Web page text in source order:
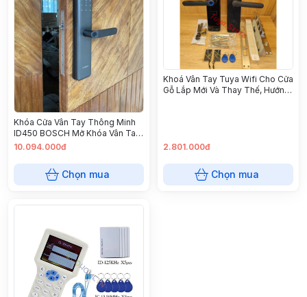
Khóa Cửa Vân Tay Thông Minh
ID450 BOSCH Mở Khóa Vân Tay,
Thẻ Từ, Chìa Cơ, Mật Khẩu, Cảm
10.094.000đ
Chọn mua
Khoá Vân Tay Tuya Wifi Cho Cửa
Gỗ Lắp Mới Và Thay Thế, Hướng
2.801.000đ
Chọn mua